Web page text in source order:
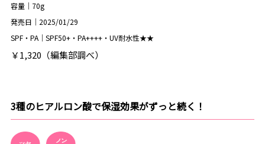
容量｜70g
発売日｜2025/01/29
SPF・PA｜SPF50+・PA++++・UV耐水性★★
￥1,320（編集部調べ）
3種のヒアルロン酸で保湿効果がずっと続く！